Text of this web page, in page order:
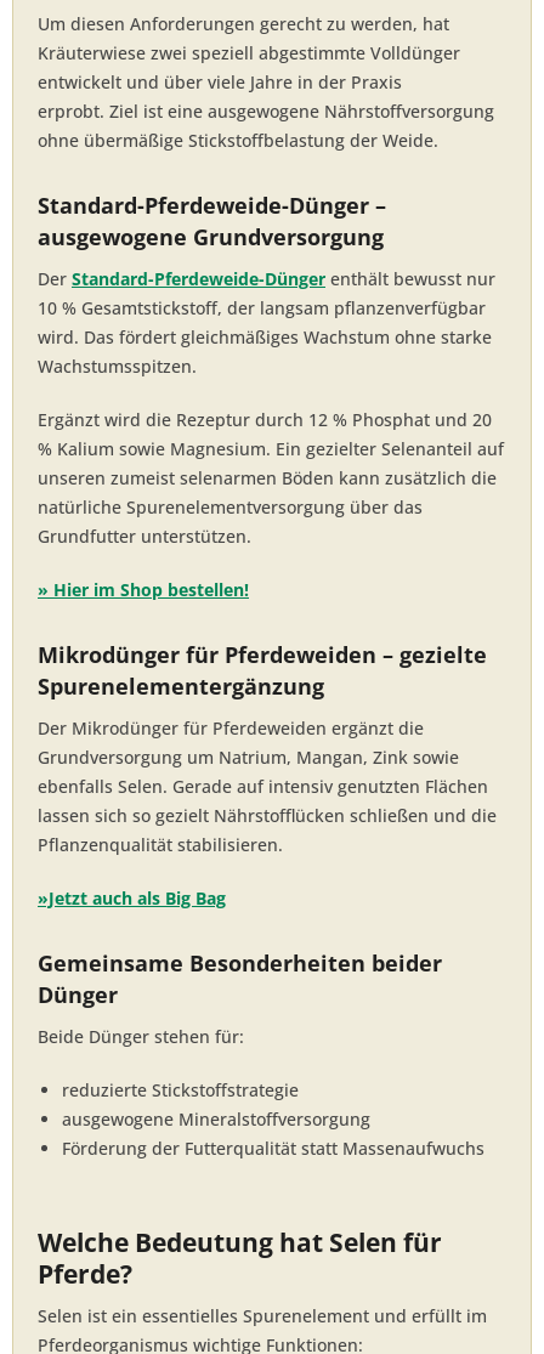
Um diesen Anforderungen gerecht zu werden, hat
Kräuterwiese zwei speziell abgestimmte Volldünger
entwickelt und über viele Jahre in der Praxis
erprobt. Ziel ist eine ausgewogene Nährstoffversorgung
ohne übermäßige Stickstoffbelastung der Weide.
Standard-Pferdeweide-Dünger –
ausgewogene Grundversorgung
Der Standard-Pferdeweide-Dünger enthält bewusst nur
10 % Gesamtstickstoff, der langsam pflanzenverfügbar
wird. Das fördert gleichmäßiges Wachstum ohne starke
Wachstumsspitzen.
Ergänzt wird die Rezeptur durch 12 % Phosphat und 20
% Kalium sowie Magnesium. Ein gezielter Selenanteil auf
unseren zumeist selenarmen Böden kann zusätzlich die
natürliche Spurenelementversorgung über das
Grundfutter unterstützen.
» Hier im Shop bestellen!
Mikrodünger für Pferdeweiden – gezielte
Spurenelementergänzung
Der Mikrodünger für Pferdeweiden ergänzt die
Grundversorgung um Natrium, Mangan, Zink sowie
ebenfalls Selen. Gerade auf intensiv genutzten Flächen
lassen sich so gezielt Nährstofflücken schließen und die
Pflanzenqualität stabilisieren.
»Jetzt auch als Big Bag
Gemeinsame Besonderheiten beider
Dünger
Beide Dünger stehen für:
reduzierte Stickstoffstrategie
ausgewogene Mineralstoffversorgung
Förderung der Futterqualität statt Massenaufwuchs
Welche Bedeutung hat Selen für
Pferde?
Selen ist ein essentielles Spurenelement und erfüllt im
Pferdeorganismus wichtige Funktionen: